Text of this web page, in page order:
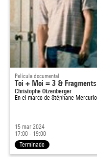
Película documental
Toi + Moi = 3 &
Christophe Otzenberger
En el marco de Stéphane
15 mar 2024
17:00 - 19:00
Terminado